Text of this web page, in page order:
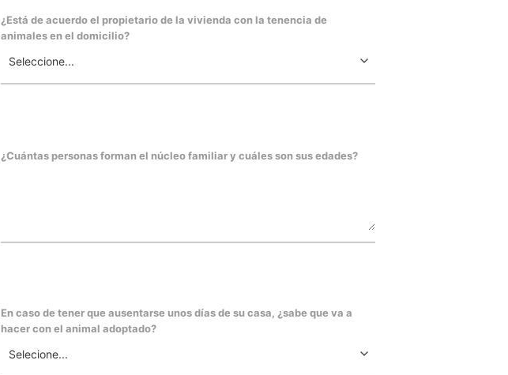
¿Está de acuerdo el propietario de la vivienda con la tenencia de
animales en el domicilio?
¿Cuántas personas forman el núcleo familiar y cuáles son sus edades?
En caso de tener que ausentarse unos días de su casa, ¿sabe que va a
hacer con el animal adoptado?